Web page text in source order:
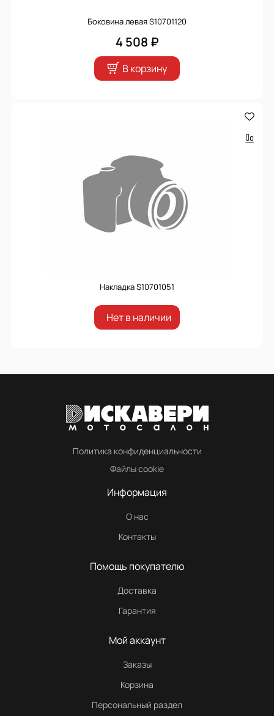
Боковина левая S10701120
4 508 ₽
В корзину
Накладка S10701051
Нет в наличии
Политика конфиденциальности
Файлы cookie
Информация
О нас
Контакты
Помощь покупателю
Доставка
Гарантия
Мой аккаунт
Заказы
Корзина
Персональный раздел